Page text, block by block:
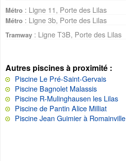
Métro : Ligne 11, Porte des Lilas
Métro : Ligne 3b, Porte des Lilas
Tramway : Ligne T3B, Porte des Lilas
Autres piscines à proximité :
Piscine Le Pré-Saint-Gervais
Piscine Bagnolet Malassis
Piscine R-Mulinghausen les Lilas
Piscine de Pantin Alice Milliat
Piscine Jean Guimier à Romainville